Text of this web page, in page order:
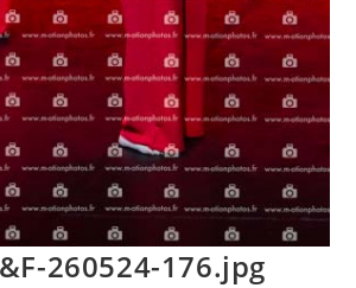
260524-176.jpg